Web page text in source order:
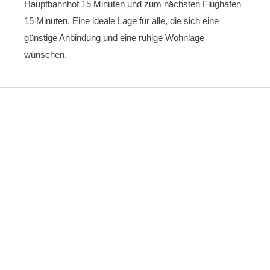
Hauptbahnhof 15 Minuten und zum nächsten Flughafen
15 Minuten. Eine ideale Lage für alle, die sich eine
günstige Anbindung und eine ruhige Wohnlage
wünschen.